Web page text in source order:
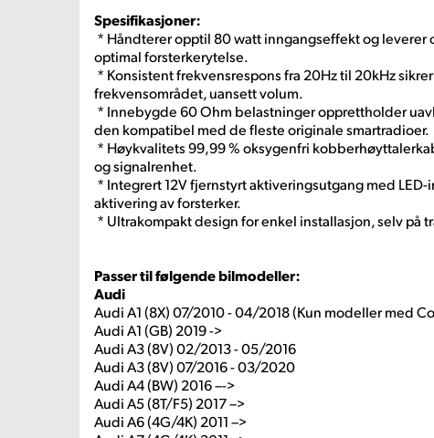
Spesifikasjoner:
* Håndterer opptil 80 watt inngangseffekt og leverer
optimal forsterkerytelse.
* Konsistent frekvensrespons fra 20Hz til 20kHz
frekvensområdet, uansett volum.
* Innebygde 60 Ohm belastninger opprettholder
den kompatibel med de fleste originale smartradioer.
* Høykvalitets 99,99 % oksygenfri
og signalrenhet.
* Integrert 12V fjernstyrt aktiveringsutgang med
aktivering av forsterker.
* Ultrakompakt design for enkel installasjon, selv på
Passer til følgende bilmodeller:
Audi
Audi A1 (8X) 07/2010 - 04/2018 (Kun modeller med
Audi A1 (GB) 2019 ->
Audi A3 (8V) 02/2013 - 05/2016
Audi A3 (8V) 07/2016 - 03/2020
Audi A4 (BW) 2016 –->
Audi A5 (8T/F5) 2017 –>
Audi A6 (4G/4K) 2011 –>